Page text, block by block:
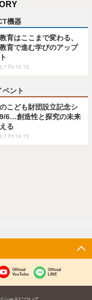
機器
育はここまで変わる、
育で進む学びのアップ
Fri 15:15
ベント
こども財団設立記念シ
6…創造性と探究の未来
る
Fri 16:15
Official
YouTube
Official
LINE